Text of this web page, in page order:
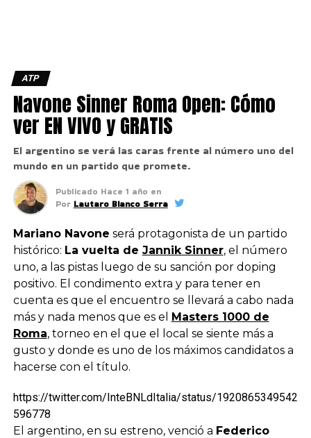
ATP
Navone Sinner Roma Open: Cómo
ver EN VIVO y GRATIS
El argentino se verá las caras frente al número uno del
mundo en un partido que promete.
Publicado Hace 1 año en
Por Lautaro Bianco Serra
Mariano Navone será protagonista de un partido
histórico: La vuelta de Jannik Sinner, el número
uno, a las pistas luego de su sanción por doping
positivo. El condimento extra y para tener en
cuenta es que el encuentro se llevará a cabo nada
más y nada menos que es el Masters 1000 de
Roma, torneo en el que el local se siente más a
gusto y donde es uno de los máximos candidatos a
hacerse con el título.
https://twitter.com/InteBNLdItalia/status/1920865349542
596778
El argentino, en su estreno, venció a Federico